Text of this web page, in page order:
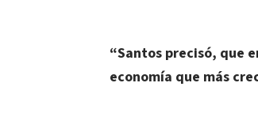
“Santos precisó, que
economía que más